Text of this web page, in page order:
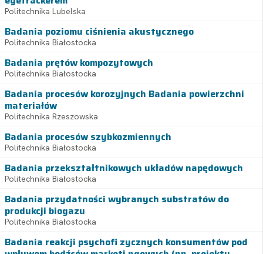
Politechnika Lubelska
Badania poziomu ciśnienia akustycznego
Politechnika Białostocka
Badania prętów kompozytowych
Politechnika Białostocka
Badania procesów korozyjnych Badania powierzchni
materiałów
Politechnika Rzeszowska
Badania procesów szybkozmiennych
Politechnika Białostocka
Badania przekształtnikowych układów napędowych
Politechnika Białostocka
Badania przydatności wybranych substratów do
produkcji biogazu
Politechnika Białostocka
Badania reakcji psychofi zycznych konsumentów pod